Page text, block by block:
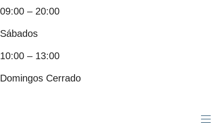
09:00 – 20:00
Sábados
10:00 – 13:00
Domingos Cerrado